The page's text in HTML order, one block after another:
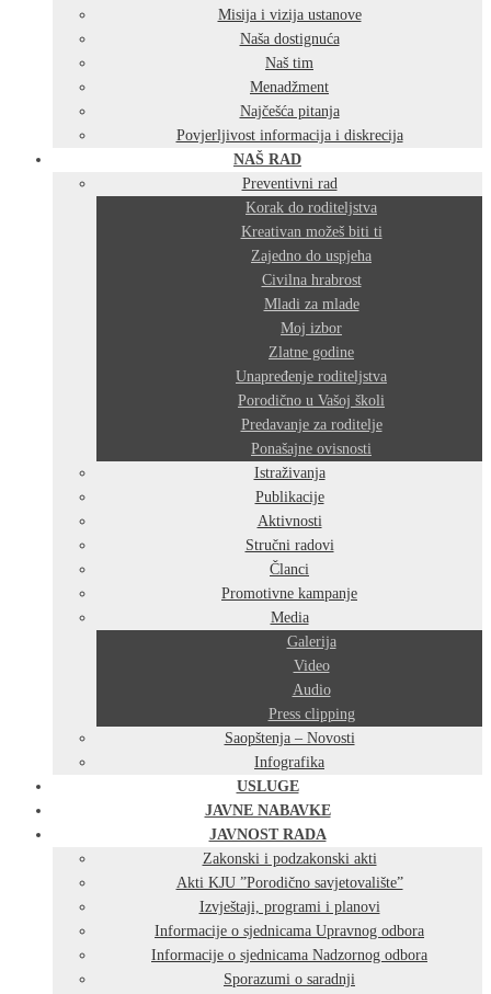
Misija i vizija ustanove
Naša dostignuća
Naš tim
Menadžment
Najčešća pitanja
Povjerljivost informacija i diskrecija
NAŠ RAD
Preventivni rad
Korak do roditeljstva
Kreativan možeš biti ti
Zajedno do uspjeha
Civilna hrabrost
Mladi za mlade
Moj izbor
Zlatne godine
Unapređenje roditeljstva
Porodično u Vašoj školi
Predavanje za roditelje
Ponašajne ovisnosti
Istraživanja
Publikacije
Aktivnosti
Stručni radovi
Članci
Promotivne kampanje
Media
Galerija
Video
Audio
Press clipping
Saopštenja – Novosti
Infografika
USLUGE
JAVNE NABAVKE
JAVNOST RADA
Zakonski i podzakonski akti
Akti KJU ”Porodično savjetovalište”
Izvještaji, programi i planovi
Informacije o sjednicama Upravnog odbora
Informacije o sjednicama Nadzornog odbora
Sporazumi o saradnji